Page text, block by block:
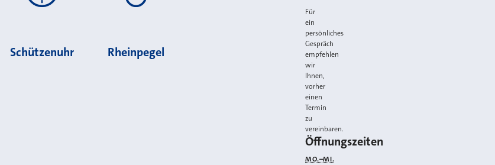
Schützenuhr Rheinpegel
Für
ein
persönliches
Gespräch
empfehlen
wir
Ihnen,
vorher
einen
Termin
zu
vereinbaren.
Öffnungszeiten
MO.–MI.